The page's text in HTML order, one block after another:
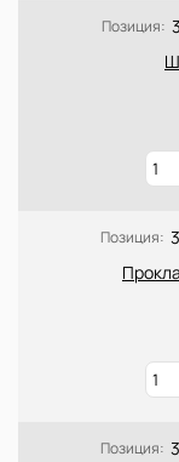
Позиция:
Позиция:
Позиция: